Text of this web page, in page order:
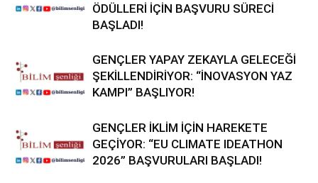
ÖDÜLLERİ İÇİN BAŞVURU SÜRECİ
BAŞLADI!
GENÇLER YAPAY ZEKAYLA GELECEĞİ
ŞEKİLLENDİRİYOR: “İNOVASYON YAZ
KAMPI” BAŞLIYOR!
GENÇLER İKLİM İÇİN HAREKETE
GEÇİYOR: “EU CLIMATE IDEATHON
2026” BAŞVURULARI BAŞLADI!